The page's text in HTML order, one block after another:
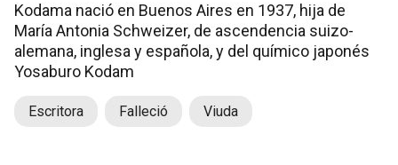
Kodama nació en Buenos Aires en 1937, hija de
María Antonia Schweizer, de ascendencia suizo-
alemana, inglesa y española, y del químico japonés
Yosaburo Kodam
Escritora Falleció Viuda